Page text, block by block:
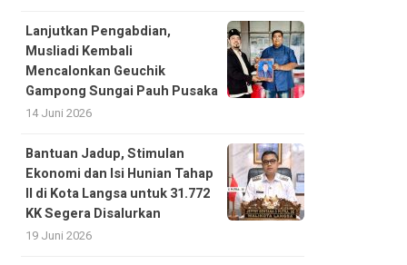
Lanjutkan Pengabdian,
Musliadi Kembali
Mencalonkan Geuchik
Gampong Sungai Pauh Pusaka
14 Juni 2026
Bantuan Jadup, Stimulan
Ekonomi dan Isi Hunian Tahap
II di Kota Langsa untuk 31.772
KK Segera Disalurkan
19 Juni 2026